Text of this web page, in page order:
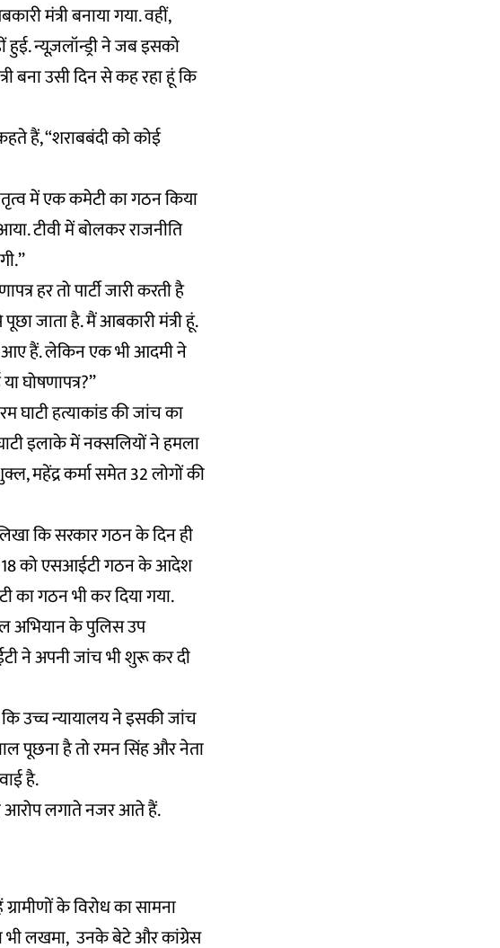
मंत्री बनाया गया. वहीं,
हुई. न्यूज़लॉन्ड्री ने जब इसको
बना उसी दिन से कह रहा हूं कि
हैं, “शराबबंदी को कोई
में एक कमेटी का गठन किया
टीवी में बोलकर राजनीति
हर तो पार्टी जारी करती है
जाता है. मैं आबकारी मंत्री हूं.
आए हैं. लेकिन एक भी आदमी ने
घाटी हत्याकांड की जांच का
इलाके में नक्सलियों ने हमला
महेंद्र कर्मा समेत 32 लोगों की
कि सरकार गठन के दिन ही
को एसआईटी गठन के आदेश
का गठन भी कर दिया गया.
अभियान के पुलिस उप
ने अपनी जांच भी शुरू कर दी
उच्च न्यायालय ने इसकी जांच
पूछना है तो रमन सिंह और नेता
है.
आरोप लगाते नजर आते हैं.
के विरोध का सामना
भी लखमा, उनके बेटे और कांग्रेस